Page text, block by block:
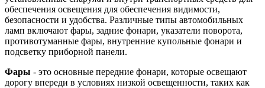
обеспечения освещения для обеспечения видимости,
безопасности и удобства. Различные типы автомобильных
ламп включают фары, задние фонари, указатели поворота,
противотуманные фары, внутренние купольные фонари и
подсветку приборной панели.
Фары - это основные передние фонари, которые освещают
дорогу впереди в условиях низкой освещенности, таких как